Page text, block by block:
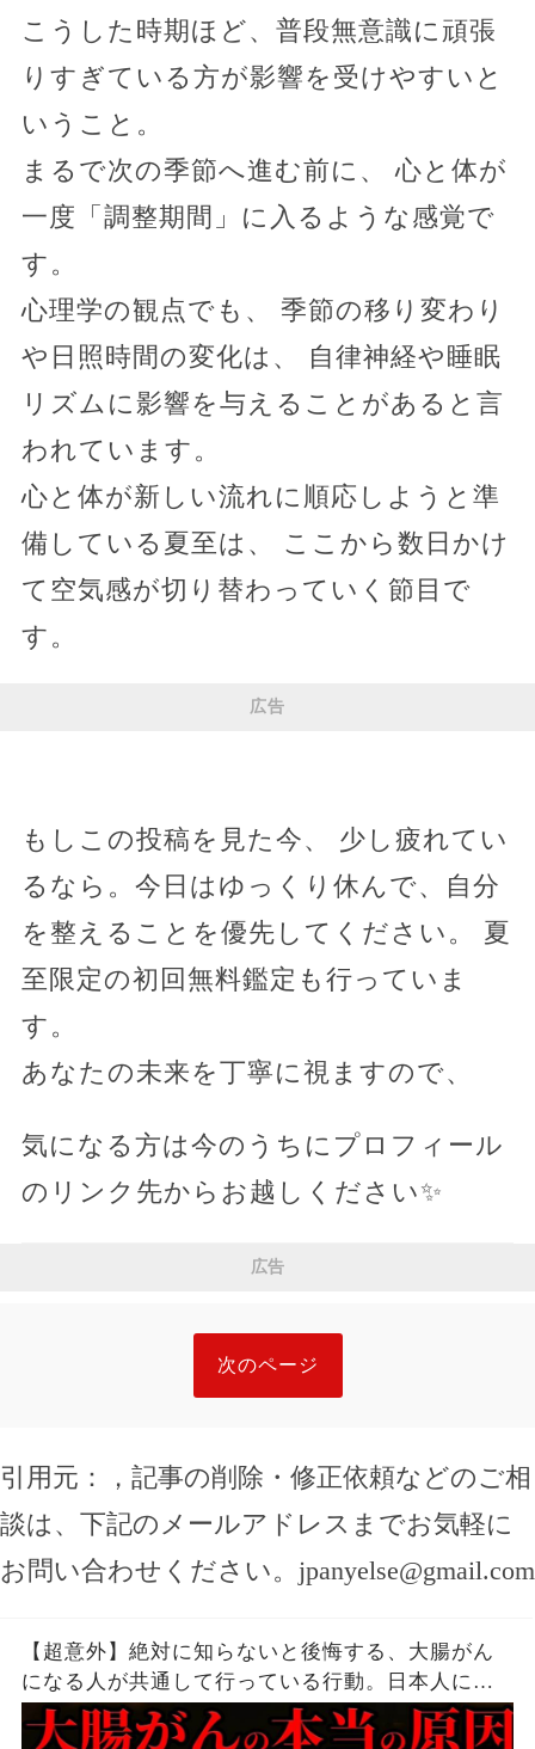
こうした時期ほど、普段無意識に頑張
りすぎている方が影響を受けやすいと
いうこと。
まるで次の季節へ進む前に、 心と体が
一度「調整期間」に入るような感覚で
す。
心理学の観点でも、 季節の移り変わり
や日照時間の変化は、 自律神経や睡眠
リズムに影響を与えることがあると言
われています。
心と体が新しい流れに順応しようと準
備している夏至は、 ここから数日かけ
て空気感が切り替わっていく節目で
す。
広告
もしこの投稿を見た今、 少し疲れてい
るなら。今日はゆっくり休んで、自分
を整えることを優先してください。 夏
至限定の初回無料鑑定も行っていま
す。
あなたの未来を丁寧に視ますので、
気になる方は今のうちにプロフィール
のリンク先からお越しください✨
広告
次のページ
引用元：
，記事の削除・修正依頼などのご相
談は、下記のメールアドレスまでお気軽に
お問い合わせください。 jpanyelse@gmail.com
【超意外】絶対に知らないと後悔する、大腸がん
になる人が共通して行っている行動。日本人に何
故、大腸がんが多いのか。毎日食べている「ア
レ」が原因だった。まさかの「歯周病」がリスク